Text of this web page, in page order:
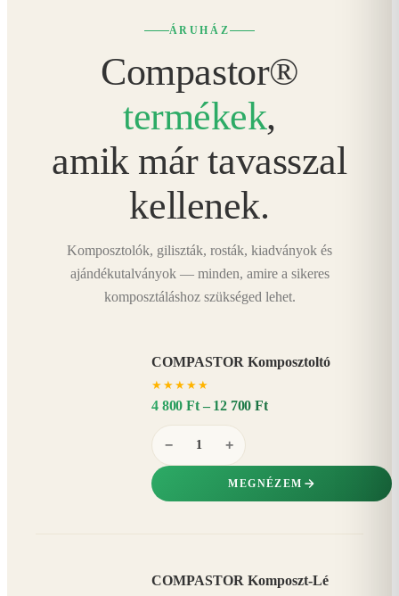
ÁRUHÁZ
Compastor®
termékek,
amik már tavasszal
kellenek.
Komposztolók, giliszták, rosták, kiadványok és
ajándékutalványok — minden, amire a sikeres
komposztáláshoz szükséged lehet.
COMPASTOR Komposztoltó
★ ★ ★ ★ ★
4 800 Ft – 12 700 Ft
− +
MEGNÉZEM
COMPASTOR Komposzt-Lé